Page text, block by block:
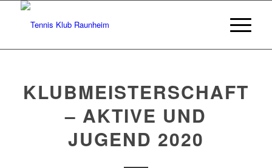
KLUBMEISTERSCHAFT
– AKTIVE UND
JUGEND 2020